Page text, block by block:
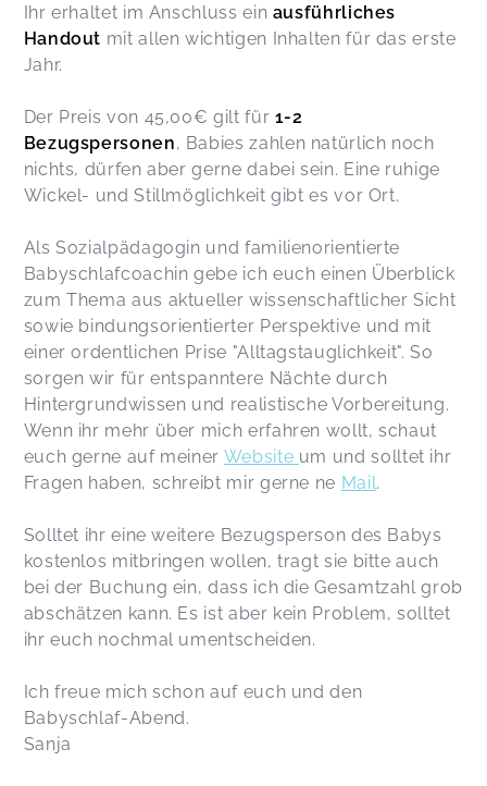
Ihr erhaltet im Anschluss ein ausführliches
Handout mit allen wichtigen Inhalten für das erste
Jahr.
Der Preis von 45,00€ gilt für 1-2
Bezugspersonen, Babies zahlen natürlich noch
nichts, dürfen aber gerne dabei sein. Eine ruhige
Wickel- und Stillmöglichkeit gibt es vor Ort.
Als Sozialpädagogin und familienorientierte
Babyschlafcoachin gebe ich euch einen Überblick
zum Thema aus aktueller wissenschaftlicher Sicht
sowie bindungsorientierter Perspektive und mit
einer ordentlichen Prise "Alltagstauglichkeit". So
sorgen wir für entspanntere Nächte durch
Hintergrundwissen und realistische Vorbereitung.
Wenn ihr mehr über mich erfahren wollt, schaut
euch gerne auf meiner Website um und solltet ihr
Fragen haben, schreibt mir gerne ne Mail.
Solltet ihr eine weitere Bezugsperson des Babys
kostenlos mitbringen wollen, tragt sie bitte auch
bei der Buchung ein, dass ich die Gesamtzahl grob
abschätzen kann. Es ist aber kein Problem, solltet
ihr euch nochmal umentscheiden.
Ich freue mich schon auf euch und den
Babyschlaf-Abend.
Sanja